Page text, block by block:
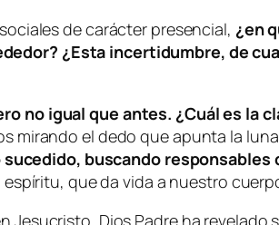
de carácter presencial, ¿en
¿Esta incertidumbre, de
no igual que antes. ¿Cuál es la
mirando el dedo que apunta la
buscando responsables
que da vida a nuestro